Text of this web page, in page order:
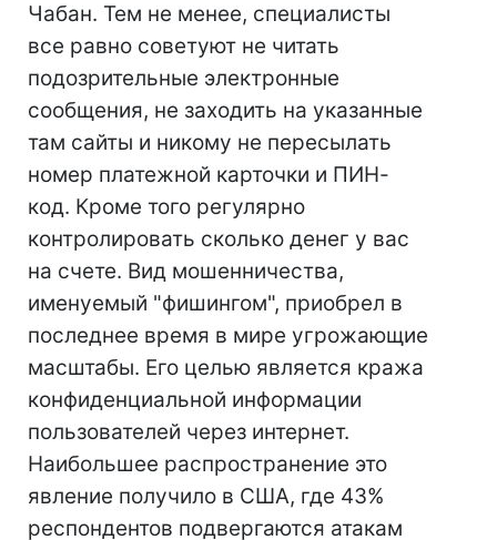
Чабан. Тем не менее, специалисты
все равно советуют не читать
подозрительные электронные
сообщения, не заходить на указанные
там сайты и никому не пересылать
номер платежной карточки и ПИН-
код. Кроме того регулярно
контролировать сколько денег у вас
на счете. Вид мошенничества,
именуемый "фишингом", приобрел в
последнее время в мире угрожающие
масштабы. Его целью является кража
конфиденциальной информации
пользователей через интернет.
Наибольшее распространение это
явление получило в США, где 43%
респондентов подвергаются атакам